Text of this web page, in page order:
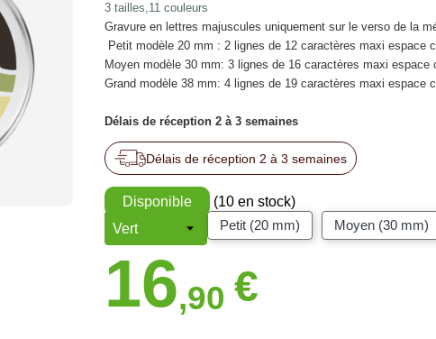
3 tailles,11 couleurs
Gravure en lettres majuscules uniquement sur le verso de la
Petit modèle 20 mm : 2 lignes de 12 caractères maxi espace
Moyen modèle 30 mm: 3 lignes de 16 caractères maxi espace
Grand modèle 38 mm: 4 lignes de 19 caractères maxi espace
Délais de réception 2 à 3 semaines
Délais de réception 2 à 3 semaines
Disponible
(10 en stock)
Petit (20 mm)
Moyen (30 mm)
16,90 €